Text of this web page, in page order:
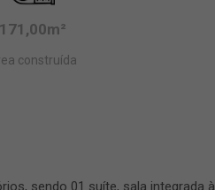
171,00m²
construída
sendo 01 suíte, sala integrada à